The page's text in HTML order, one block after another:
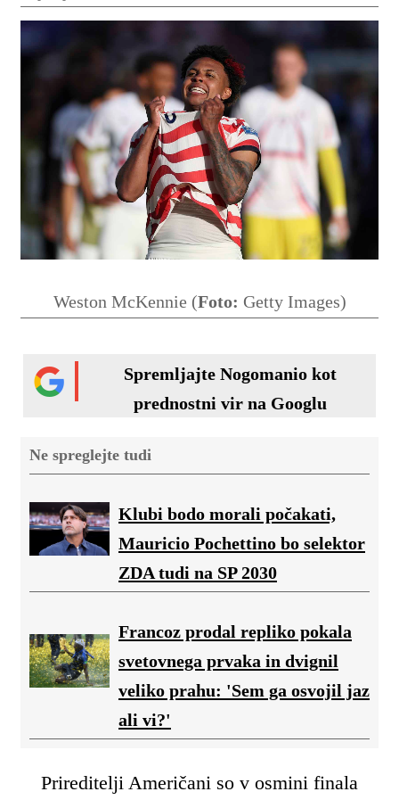
Weston McKennie (Foto: Getty Images)
Spremljajte Nogomanio kot
prednostni vir na Googlu
Ne spreglejte tudi
Klubi bodo morali počakati,
Mauricio Pochettino bo selektor
ZDA tudi na SP 2030
Francoz prodal repliko pokala
svetovnega prvaka in dvignil
veliko prahu: 'Sem ga osvojil jaz
ali vi?'
Prireditelji Američani so v osmini finala